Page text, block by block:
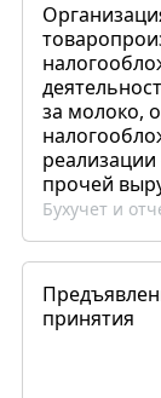
за молоко,
реализации
прочей
Бухучет и
принятия